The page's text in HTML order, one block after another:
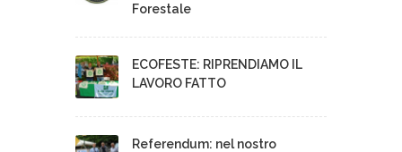
Forestale
ECOFESTE: RIPRENDIAMO IL
LAVORO FATTO
Referendum: nel nostro